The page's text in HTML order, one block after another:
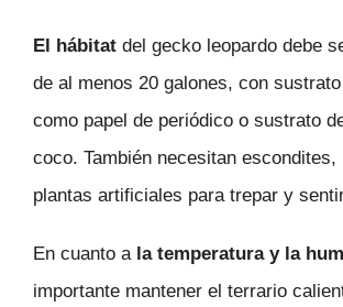
El hábitat del gecko leopardo debe
de al menos 20 galones, con
como papel de periódico o sustrato
coco. También necesitan escondites,
plantas artificiales para trepar y
En cuanto a la temperatura y la
importante mantener el terrario